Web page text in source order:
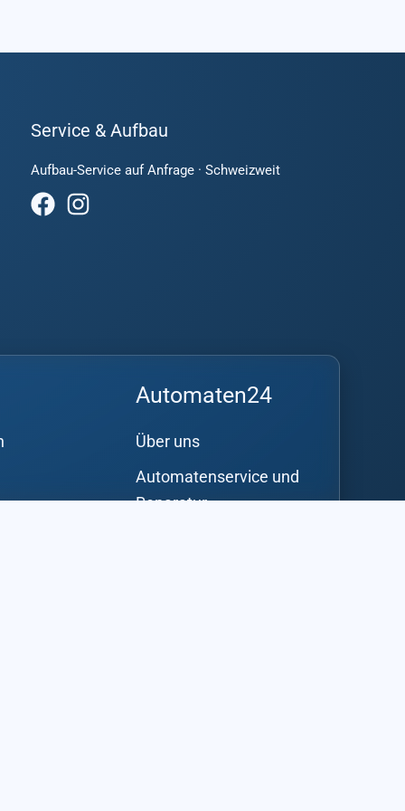
Service & Aufbau
Aufbau-Service auf Anfrage · Schweizweit
Automaten24
Über uns
Automatenservice und
Reparatur